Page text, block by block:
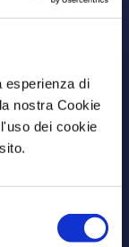
esperienza di
nostra Cookie
dei cookie